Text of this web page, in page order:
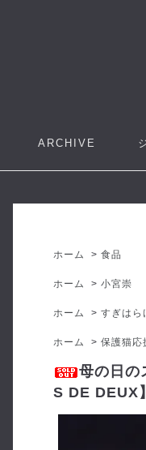
ARCHIVE
ホーム >食品
ホーム >小宮崇
ホーム >すぎはら
ホーム >保護猫
母の日の
S DE DEUX